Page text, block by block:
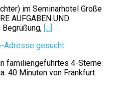
im Seminarhotel Große
AUFGABEN UND
Begrüßung, [...]
Adresse gesucht
familiengeführtes 4-Sterne
40 Minuten von Frankfurt